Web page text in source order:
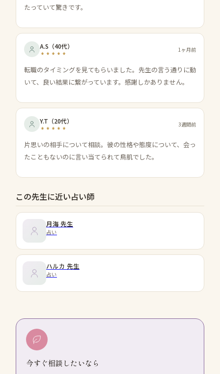
たっていて驚きです。
A.S （40代） 1ヶ月前
転職のタイミングを見てもらいました。先生の言う通りに動
いて、良い結果に繋がっています。感謝しかありません。
Y.T （20代） 3週間前
片思いの相手について相談。彼の性格や態度について、会っ
たこともないのに言い当てられて鳥肌でした。
この先生に近い占い師
月海 先生
占い
ハルカ 先生
占い
今すぐ相談したいなら